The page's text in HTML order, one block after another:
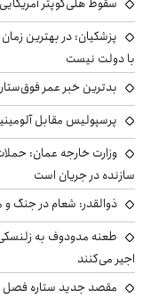
پزشکیان‌: در بهترین
با دولت نیست
بدترین خبر عمر
پرسپولیس مقابل
وزارت خارجه عمان:
سازنده در جریان است
ذوالقدر: شعام در جنگ و
طعنه مدودوف به زلنسکی:
اجیر می‌کنند
مقصد جدید ستاره فصل